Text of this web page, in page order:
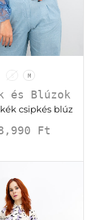
S M
és Blúzok
csipkés blúz
Ft